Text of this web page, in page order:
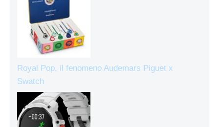
Royal Pop, il fenomeno Audemars Piguet x
Swatch